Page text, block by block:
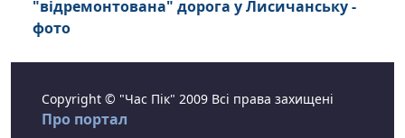
"відремонтована" дорога у Лисичанську -
фото
Copyright © "Час Пік" 2009 Всі права захищені
Про портал